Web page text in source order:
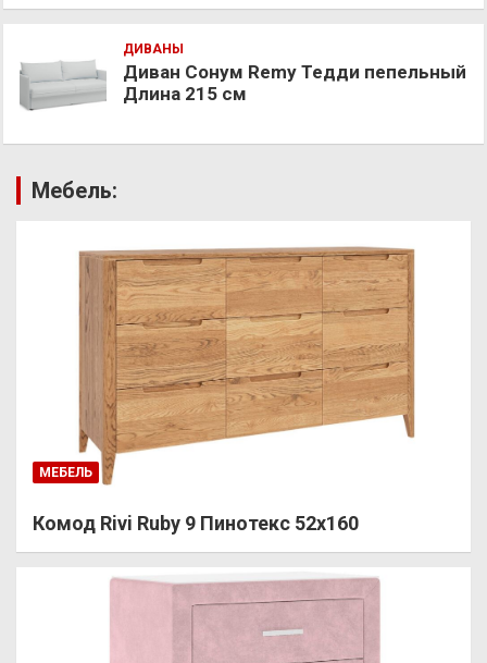
ДИВАНЫ
Диван Сонум Remy Тедди пепельный
Длина 215 см
Мебель:
МЕБЕЛЬ
Комод Rivi Ruby 9 Пинотекс 52х160